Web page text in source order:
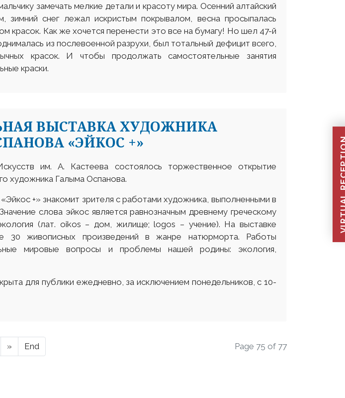
замечать мелкие детали и красоту мира. Осенний алтайский
зимний снег лежал искристым покрывалом, весна просыпалась
красок. Как же хочется перенести это все на бумагу! Но шел 47-й
из послевоенной разрухи, был тотальный дефицит всего,
красок. И чтобы продолжать самостоятельные занятия
краски.
ВЫСТАВКА ХУДОЖНИКА
«ЭЙКОС +»
им. А. Кастеева состоялось торжественное открытие
художника Галыма Оспанова.
+» знакомит зрителя с работами художника, выполненными в
слова эйкос является равнозначным древнему греческому
(лат. оіkos – дом, жилище; logos – учение). На выставке
30 живописных произведений в жанре натюрморта. Работы
мировые вопросы и проблемы нашей родины: экология,
для публики ежедневно, за исключением понедельников, с 10-
» End Page 75 of 77